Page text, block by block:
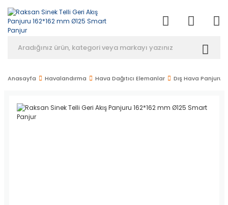
Anasayfa Havalandırma Hava Dağıtıcı Elemanlar Dış Hava Panjuru